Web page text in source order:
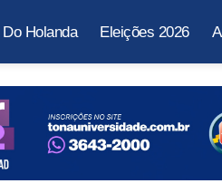
Holanda Eleições 2026